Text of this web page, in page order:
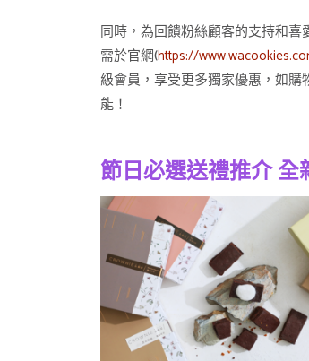
同時，為回饋粉絲顧客的支持和喜
需於官網(https://
級會員，享受更多獨家優惠，如購
能！
節日必選送禮推介